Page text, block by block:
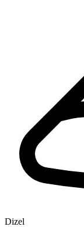
Dizel